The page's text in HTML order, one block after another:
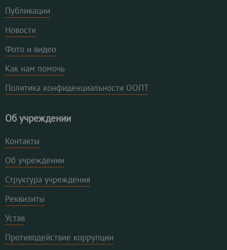
Публикации
Новости
Фото и видео
Как нам помочь
Политика конфиденциальности ООПТ
Об учреждении
Контакты
Об учреждении
Структура учреждения
Реквизиты
Устав
Противодействие коррупции